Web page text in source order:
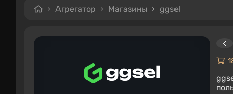
Агрегатор Магазины ggsel